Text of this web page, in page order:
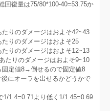
回復量は75/80*100-40=53.75か
りのダメージはおよそ42~43
りのダメージはおよそ25
りのダメージはおよそ12~13
りのダメージはおよそ9~10
固定値8→倒せるので固定値8
にオーラを出せるかどうかで
1/1.4=0.71より低く1/1.45=0.69